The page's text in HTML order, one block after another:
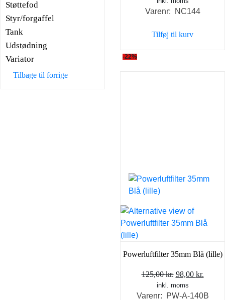
Støttefod
Styr/forgaffel
Tank
Udstødning
Variator
Tilbage til forrige
pris
149,00 kr..
Varenr: NC144
Tilføj til kurv
-22%
Powerluftfilter 35mm Blå (lille)
125,00kr. Den
oprindelige
pris
98,00 kr.
pris
inkl. moms
Varenr: PW-A-140B